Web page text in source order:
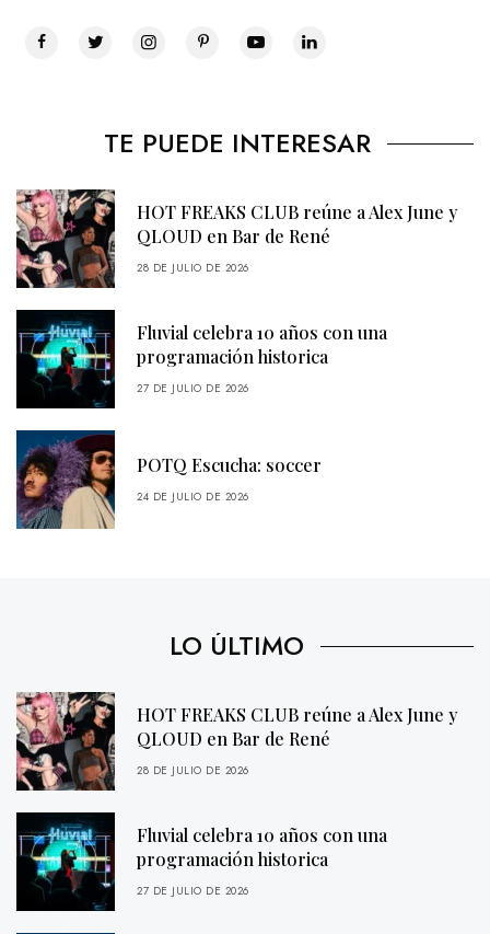
TE PUEDE INTERESAR
HOT FREAKS CLUB reúne a Alex June y
QLOUD en Bar de René
28 DE JULIO DE 2026
Fluvial celebra 10 años con una
programación historica
27 DE JULIO DE 2026
POTQ Escucha: soccer
24 DE JULIO DE 2026
LO ÚLTIMO
HOT FREAKS CLUB reúne a Alex June y
QLOUD en Bar de René
28 DE JULIO DE 2026
Fluvial celebra 10 años con una
programación historica
27 DE JULIO DE 2026